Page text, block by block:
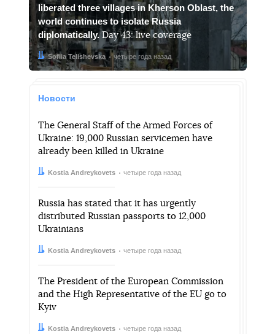
liberated three villages in Kherson Oblast, the
world continues to isolate Russia
diplomatically. Day 43: live coverage
Автор:
Sofiia Telishevska
Дата: четыре года назад
Новости
The General Staff of the Armed Forces of
Ukraine: 19,000 Russian servicemen have
already been killed in Ukraine
Автор:
Kostia Andreykovets
Дата: четыре года назад
Russia has stated that it has urgently
distributed Russian passports to 12,000
Ukrainians
Автор:
Kostia Andreykovets
Дата: четыре года назад
The President of the European Commission
and the High Representative of the EU go to
Kyiv
Автор:
Kostia Andreykovets
Дата: четыре года назад